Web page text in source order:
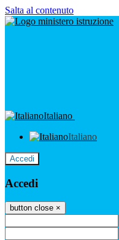
Salta al contenuto
Italiano
Italiano
Accedi
Accedi
button close ×